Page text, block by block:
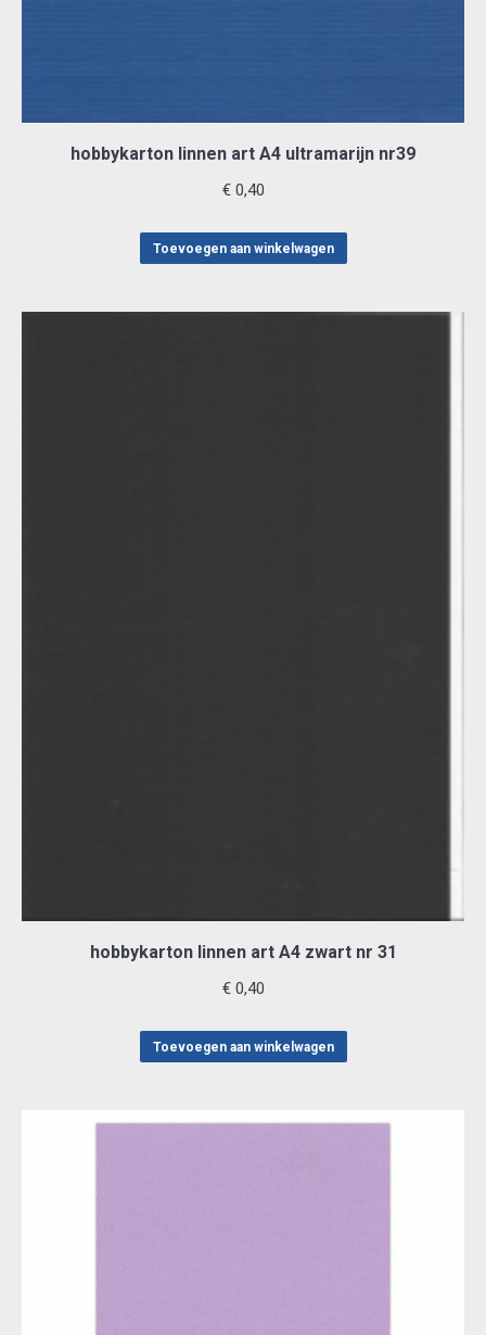
hobbykarton linnen art A4 ultramarijn nr39
€0,40
Toevoegen aan winkelwagen
hobbykarton linnen art A4 zwart nr 31
€0,40
Toevoegen aan winkelwagen